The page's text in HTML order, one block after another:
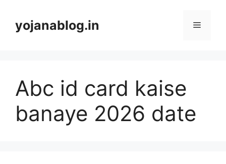
yojanablog.in
Abc id card kaise
banaye 2026 date